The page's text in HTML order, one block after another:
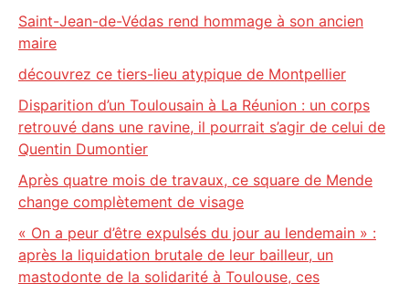
Saint-Jean-de-Védas rend hommage à son ancien
maire
découvrez ce tiers-lieu atypique de Montpellier
Disparition d’un Toulousain à La Réunion : un corps
retrouvé dans une ravine, il pourrait s’agir de celui de
Quentin Dumontier
Après quatre mois de travaux, ce square de Mende
change complètement de visage
« On a peur d’être expulsés du jour au lendemain » :
après la liquidation brutale de leur bailleur, un
mastodonte de la solidarité à Toulouse, ces